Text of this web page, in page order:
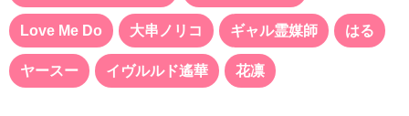
Love Me Do 大串ノリコ ギャル霊媒師 はる
ヤースー イヴルルド遙華 花凛